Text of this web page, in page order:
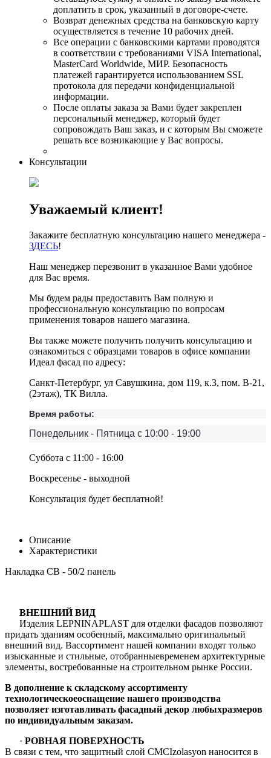
доплатить в срок, указанный в договоре-счете.
Возврат денежных средства на банковскую карту
осуществляется в течение 10 рабочих дней.
Все операции с банковскими картами проводятся
в соответствии с требованиями VISA International,
MasterCard Worldwide, МИР. Безопасность
платежей гарантируется использованием SSL
протокола для передачи конфиденциальной
информации.
После оплаты заказа за Вами будет закреплен
персональный менеджер, который будет
сопровождать Ваш заказ, и с которым Вы сможете
решать все возникающие у Вас вопросы.
Консультации
Уважаемый клиент!
Закажите бесплатную консультацию нашего менеджера -
ЗДЕСЬ!
Наш менеджер перезвонит в указанное Вами удобное
для Вас время.
Мы будем рады предоставить Вам полную и
профессиональную консультацию по вопросам
применения товаров нашего магазина.
Вы также можете получить получить консультацию и
ознакомиться с образцами товаров в офисе компании
Идеал фасад по адресу:
Санкт-Петербург, ул Савушкина, дом 119, к.3, пом. В-21,
(2этаж), ТК Вилла.
Время работы:
Понедельник - Пятница с 10:00 - 19:00
Суббота с 11:00 - 16:00
Воскресенье - выходной
Консультация будет бесплатной!
Описание
Характеристики
Накладка СВ - 50/2 панель
ВНЕШНИЙ ВИД
Изделия LEPNINAPLAST для отделки фасадов позволяют
придать зданиям особенный, максимально оригинальный
внешний вид. Вассортимент нашей компании входят только
изысканные и стильные, отобранныевременем архитектурные
элементы, востребованные на строительном рынке России.
В дополнение к складскому ассортименту
технологическоеоснащение нашего производства
позволяет изготавливать фасадный декор любыхразмеров
по индивидуальным заказам.
· РОВНАЯ ПОВЕРХНОСТЬ
В связи с тем, что защитный слой CMCIzolasyon наносится в